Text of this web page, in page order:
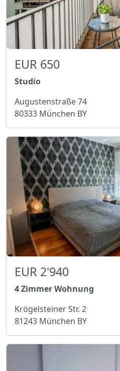
EUR 650
Studio
Augustenstraße 74
80333 München BY
EUR 2'940
4 Zimmer Wohnung
Krögelsteiner Str. 2
81243 München BY